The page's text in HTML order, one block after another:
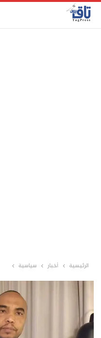
الرئيسية أخبار سياسية